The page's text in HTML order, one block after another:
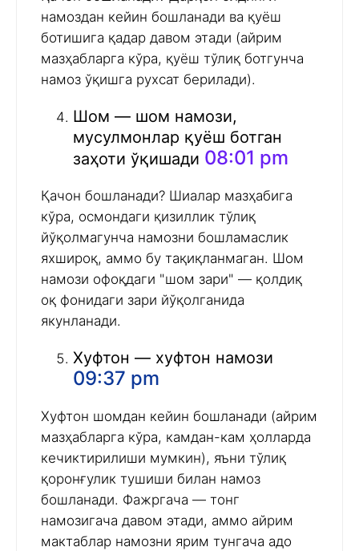
намоздан кейин бошланади ва қуёш
ботишига қадар давом этади (айрим
мазҳабларга кўра, қуёш тўлиқ ботгунча
намоз ўқишга рухсат берилади).
Шом — шом намози,
мусулмонлар қуёш ботган
заҳоти ўқишади 08:01 pm
Қачон бошланади? Шиалар мазҳабига
кўра, осмондаги қизиллик тўлиқ
йўқолмагунча намозни бошламаслик
яхшироқ, аммо бу тақиқланмаган. Шом
намози офоқдаги "шом зари" — қолдиқ
оқ фонидаги зари йўқолганида
якунланади.
Хуфтон — хуфтон намози
09:37 pm
Хуфтон шомдан кейин бошланади (айрим
мазҳабларга кўра, камдан-кам ҳолларда
кечиктирилиши мумкин), яъни тўлиқ
қоронғулик тушиши билан намоз
бошланади. Фажргача — тонг
намозигача давом этади, аммо айрим
мактаблар намозни ярим тунгача адо